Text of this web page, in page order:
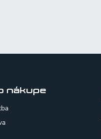
nákupe